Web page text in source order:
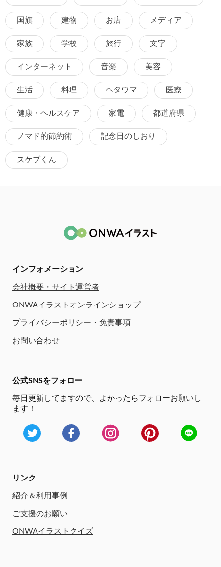
国旗 建物 お店 メディア
家族 学校 旅行 文字
インターネット 音楽 美容
生活 料理 ヘタウマ 医療
健康・ヘルスケア 家電 都道府県
ノマド的節約術 記念日のしおり
スケブくん
インフォメーション
会社概要・サイト運営者
ONWAイラストオンラインショップ
プライバシーポリシー・免責事項
お問い合わせ
公式SNSをフォロー
毎日更新してますので、
よかったらフォローお願いし
ます！
リンク
紹介＆利用事例
ご支援のお願い
ONWAイラストクイズ